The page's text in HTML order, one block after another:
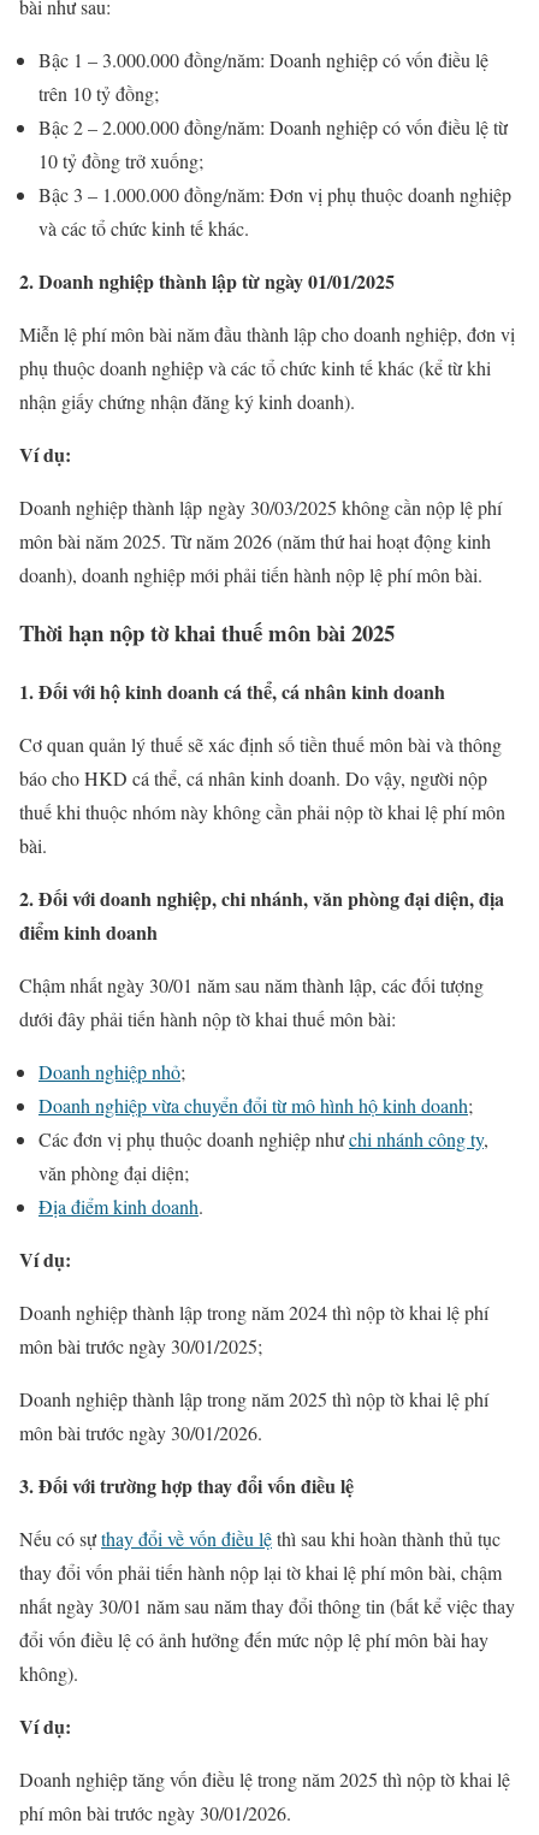
bài như sau:
Bậc 1 – 3.000.000 đồng/năm: Doanh nghiệp có vốn điều lệ
trên 10 tỷ đồng;
Bậc 2 – 2.000.000 đồng/năm: Doanh nghiệp có vốn điều lệ từ
10 tỷ đồng trở xuống;
Bậc 3 – 1.000.000 đồng/năm: Đơn vị phụ thuộc doanh nghiệp
và các tổ chức kinh tế khác.
2. Doanh nghiệp thành lập từ ngày 01/01/2025
Miễn lệ phí môn bài năm đầu thành lập cho doanh nghiệp, đơn vị
phụ thuộc doanh nghiệp và các tổ chức kinh tế khác (kể từ khi
nhận giấy chứng nhận đăng ký kinh doanh).
Ví dụ:
Doanh nghiệp thành lập ngày 30/03/2025 không cần nộp lệ phí
môn bài năm 2025. Từ năm 2026 (năm thứ hai hoạt động kinh
doanh), doanh nghiệp mới phải tiến hành nộp lệ phí môn bài.
Thời hạn nộp tờ khai thuế môn bài 2025
1. Đối với hộ kinh doanh cá thể, cá nhân kinh doanh
Cơ quan quản lý thuế sẽ xác định số tiền thuế môn bài và thông
báo cho HKD cá thể, cá nhân kinh doanh. Do vậy, người nộp
thuế khi thuộc nhóm này không cần phải nộp tờ khai lệ phí môn
bài.
2. Đối với doanh nghiệp, chi nhánh, văn phòng đại diện, địa
điểm kinh doanh
Chậm nhất ngày 30/01 năm sau năm thành lập, các đối tượng
dưới đây phải tiến hành nộp tờ khai thuế môn bài:
Doanh nghiệp nhỏ;
Doanh nghiệp vừa chuyển đổi từ mô hình hộ kinh doanh;
Các đơn vị phụ thuộc doanh nghiệp nhưchi nhánh công ty,
văn phòng đại diện;
Địa điểm kinh doanh.
Ví dụ:
Doanh nghiệp thành lập trong năm 2024 thì nộp tờ khai lệ phí
môn bài trước ngày 30/01/2025;
Doanh nghiệp thành lập trong năm 2025 thì nộp tờ khai lệ phí
môn bài trước ngày 30/01/2026.
3. Đối với trường hợp thay đổi vốn điều lệ
Nếu có sựthay đổi về vốn điều lệthì sau khi hoàn thành thủ tục
thay đổi vốn phải tiến hành nộp lại tờ khai lệ phí môn bài, chậm
nhất ngày 30/01 năm sau năm thay đổi thông tin (bất kể việc thay
đổi vốn điều lệ có ảnh hưởng đến mức nộp lệ phí môn bài hay
không).
Ví dụ:
Doanh nghiệp tăng vốn điều lệ trong năm 2025 thì nộp tờ khai lệ
phí môn bài trước ngày 30/01/2026.